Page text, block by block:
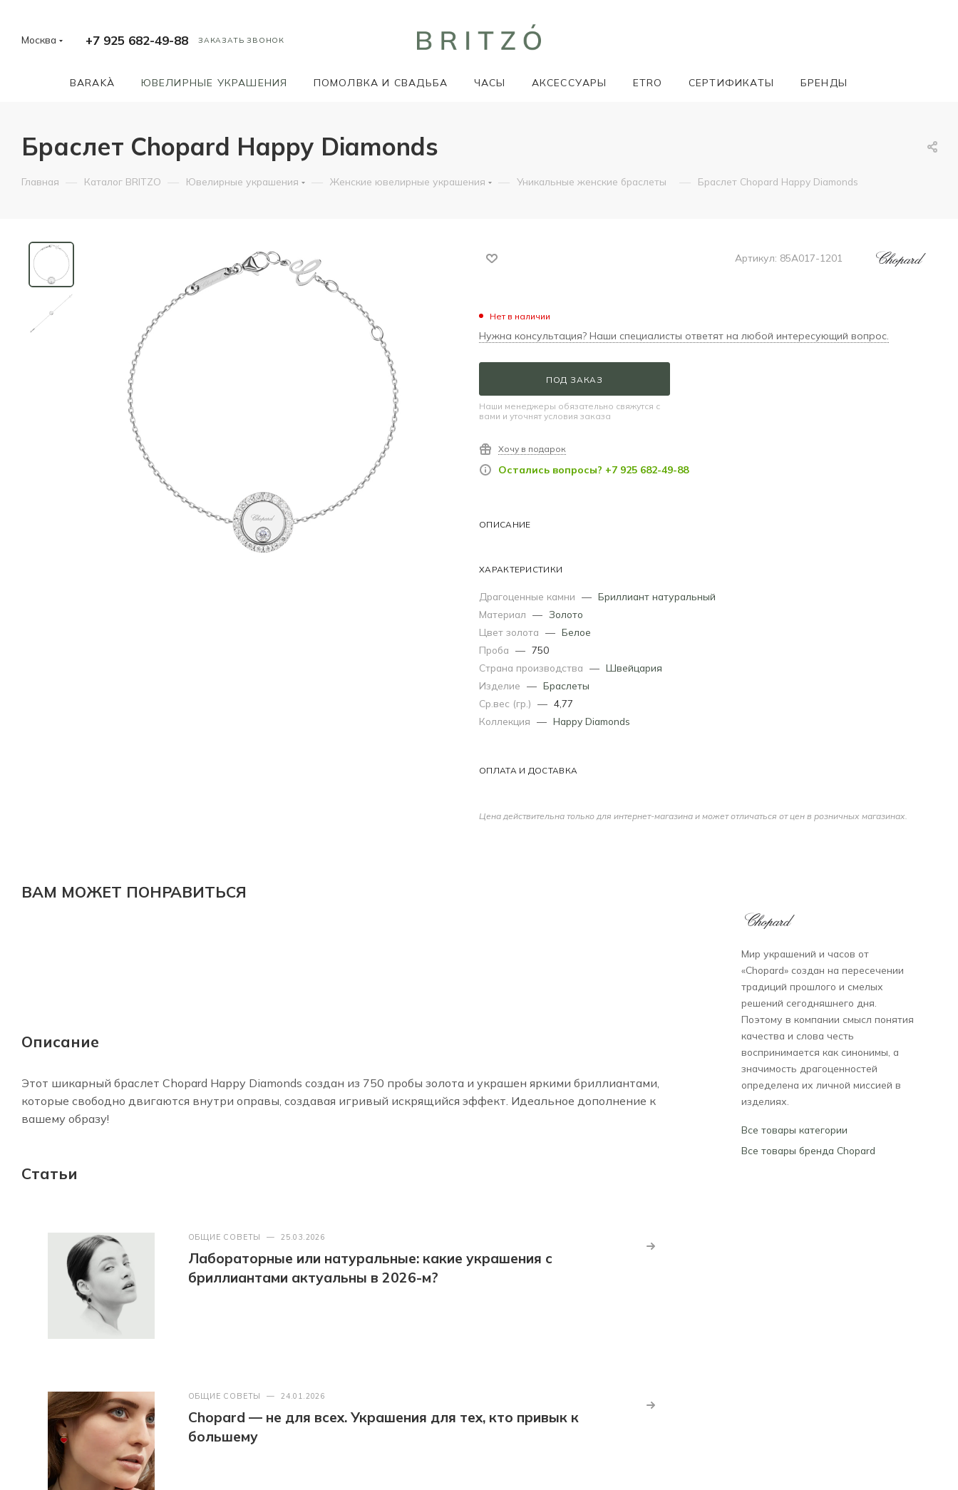
Москва +7 925 682-49-88 ЗАКАЗАТЬ ЗВОНОК
BARAKÀ ЮВЕЛИРНЫЕ УКРАШЕНИЯ ПОМОЛВКА И СВАДЬБА ЧАСЫ АКСЕССУАРЫ ETRO СЕРТИФИКАТЫ БРЕНДЫ
Браслет Chopard Happy Diamonds
Главная — Каталог BRITZO — Ювелирные украшения — Женские ювелирные украшения — Уникальные женские браслеты — Браслет Chopard Happy Diamonds
Артикул: 85A017-1201
Нет в наличии
Нужна консультация? Наши специалисты ответят на любой интересующий вопрос.
ПОД ЗАКАЗ
Наши менеджеры обязательно свяжутся с
вами и уточнят условия заказа
Хочу в подарок
Остались вопросы? +7 925 682-49-88
ОПИСАНИЕ
ХАРАКТЕРИСТИКИ
Драгоценные камни — Бриллиант натуральный
Материал — Золото
Цвет золота — Белое
Проба — 750
Страна производства — Швейцария
Изделие — Браслеты
Ср.вес (гр.) — 4,77
Коллекция — Happy Diamonds
ОПЛАТА И ДОСТАВКА
Цена действительна только для интернет-магазина и может отличаться от цен в розничных магазинах.
ВАМ МОЖЕТ ПОНРАВИТЬСЯ
Описание
Этот шикарный браслет Chopard Happy Diamonds создан из 750 пробы золота и украшен яркими бриллиантами,
которые свободно двигаются внутри оправы, создавая игривый искрящийся эффект. Идеальное дополнение к
вашему образу!
Статьи
ОБЩИЕ СОВЕТЫ — 25.03.2026
Лабораторные или натуральные: какие украшения с
бриллиантами актуальны в 2026-м?
ОБЩИЕ СОВЕТЫ — 24.01.2026
Chopard — не для всех. Украшения для тех, кто привык к
большему
Мир украшений и часов от
«Chopard» создан на пересечении
традиций прошлого и смелых
решений сегодняшнего дня.
Поэтому в компании смысл понятия
качества и слова честь
воспринимается как синонимы, а
значимость драгоценностей
определена их личной миссией в
изделиях.
Все товары категории
Все товары бренда Chopard